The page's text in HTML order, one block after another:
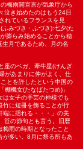
梅雨開宣言が気象庁から
泣き始めたのはもう24日
れているフランスを見
みづき・ふづき):七夕(た
膨らみ始めることから穂
月であるため、月の名
座のベガ、牽牛星(けんぎ
があまりに仲がよく、仕
とを許したという中国の
機女(たなばたつめ)」
は女子の手芸の神様でも
竹に短冊を飾ることが行
端に揺れる・・・」の美
笹の節句とも言う。旧暦
雨の時期となったこと
が多い。8月に祭る所もあ